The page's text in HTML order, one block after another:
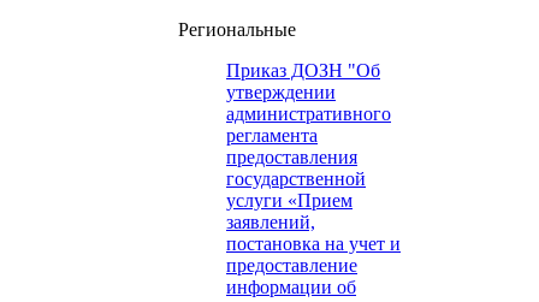
Региональные
Приказ ДОЗН "Об
утверждении
административного
регламента
предоставления
государственной
услуги «Прием
заявлений,
постановка на учет и
предоставление
информации об